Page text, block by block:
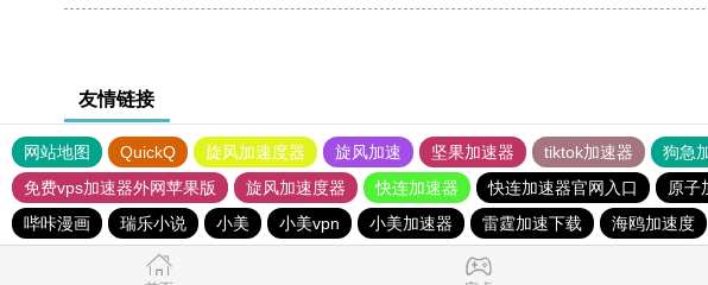
友情链接
网站地图 QuickQ 旋风加速度器 旋风加速 坚果加速器 tiktok加速器 狗急
免费vps加速器外网苹果版
旋风加速度器 快连加速器 快连加速器官网入口 原子
哔咔漫画
瑞乐小说 小美 小美vpn 小美加速器 雷霆加速下载 海鸥加速度